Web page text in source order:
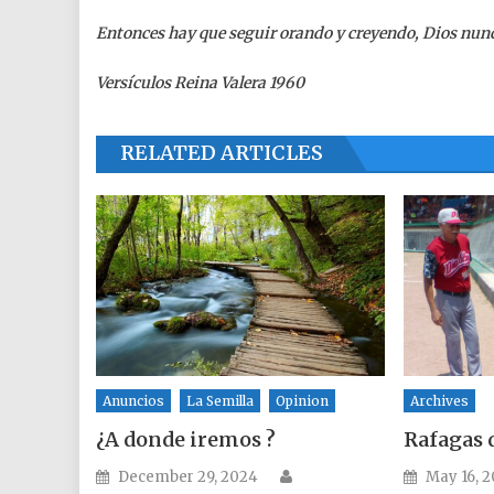
Entonces hay que seguir orando y creyendo, Dios
Versículos Reina Valera 1960
RELATED ARTICLES
Anuncios La Semilla Opinion
¿A donde iremos ?
Posted on
December 29, 2024
Archives
Rafagas
Posted on
May 16,